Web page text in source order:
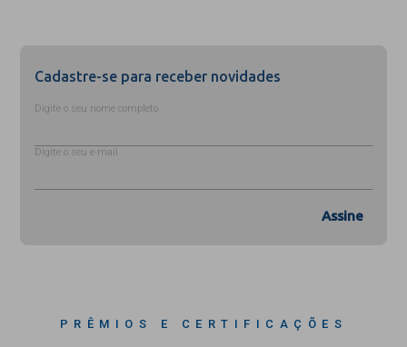
Cadastre-se para receber novidades
Digite o seu nome completo
Digite o seu e-mail
Assine
PRÊMIOS E CERTIFICAÇÕES